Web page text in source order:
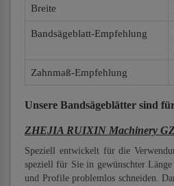
Breite
Bandsägeblatt-Empfehlung
Zahnmaß-Empfehlung
Unsere Bandsägeblätter sind
ZHEJIA RUIXIN Machinery
Speziell entwickelt für die
speziell für Sie in gewünschter
und Profile problemlos schneiden.